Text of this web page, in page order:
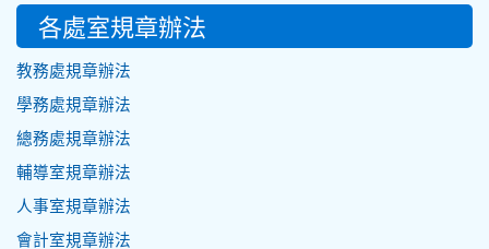
各處室規章辦法
教務處規章辦法
學務處規章辦法
總務處規章辦法
輔導室規章辦法
人事室規章辦法
會計室規章辦法